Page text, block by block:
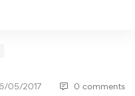
05/2017 0 comments